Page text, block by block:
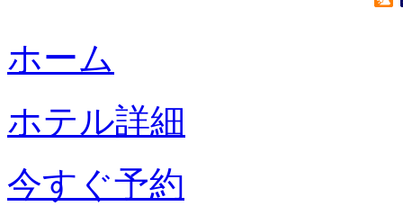
ホーム
ホテル詳細
今すぐ予約